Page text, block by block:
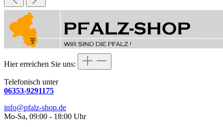
Hier erreichen Sie uns:
Telefonisch unter
06353-9291175
info@pfalz-shop.de
Mo-Sa, 09:00 - 18:00 Uhr